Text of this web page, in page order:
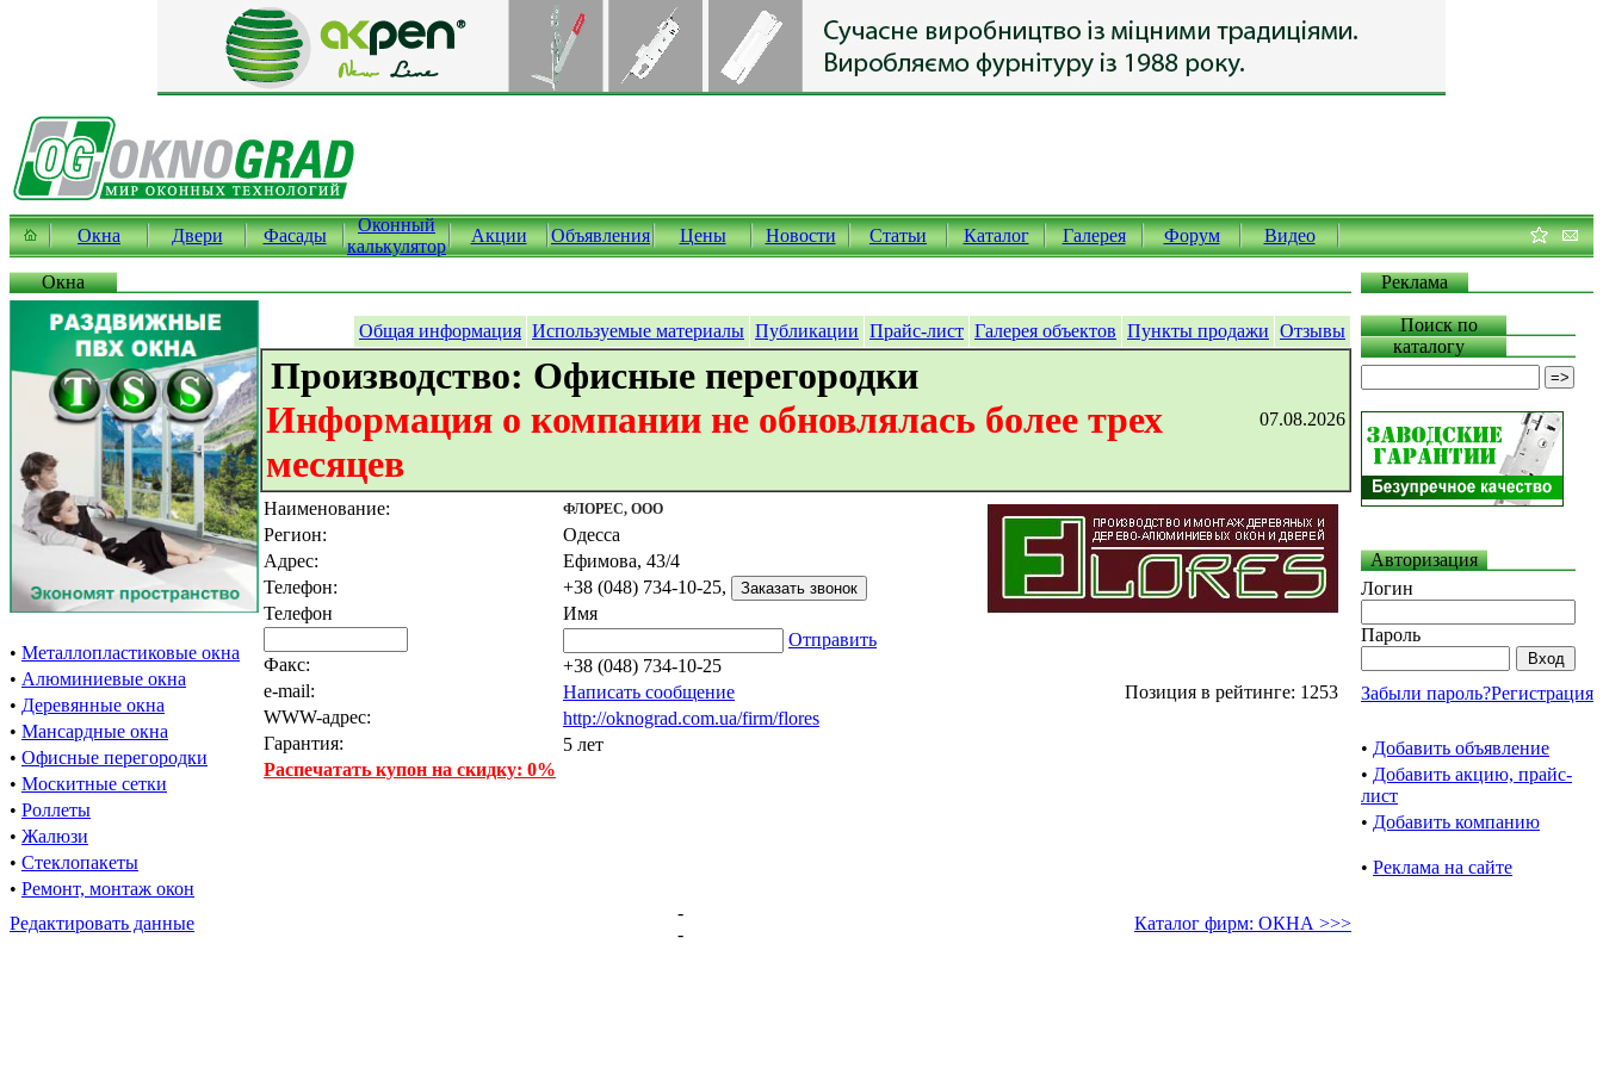
Окна Двери Фасады
Оконный
калькулятор
Акции Объявления Цены Новости Статьи Каталог Галерея Форум Видео
Окна Реклама
• Металлопластиковые окна
• Алюминиевые окна
• Деревянные окна
• Мансардные окна
• Офисные перегородки
• Москитные сетки
• Роллеты
• Жалюзи
• Стеклопакеты
• Ремонт, монтаж окон
Общая информация Используемые материалы Публикации Прайс-лист Галерея объектов Пункты продажи Отзывы
Производство: Офисные перегородки
Информация о компании не обновлялась более трех
месяцев
07.08.2026
Наименование:
Регион:
Адрес:
Телефон:
Телефон
Факс:
e-mail:
WWW-адрес:
Гарантия:
Распечатать купон на скидку: 0%
ФЛОРЕС, ООО
Одесса
Ефимова, 43/4
+38 (048) 734-10-25,
Имя
Отправить
+38 (048) 734-10-25
Написать сообщение
http://oknograd.com.ua/firm/flores
5 лет
Позиция в рейтинге: 1253
Поиск по
каталогу
Авторизация
Логин
Пароль
Забыли пароль?Регистрация
• Добавить объявление
• Добавить акцию, прайс-
лист
• Добавить компанию
• Реклама на сайте
Редактировать данные
-
-
Каталог фирм: ОКНА >>>